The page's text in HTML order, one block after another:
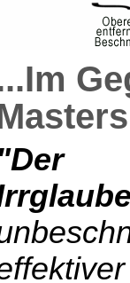
"Der